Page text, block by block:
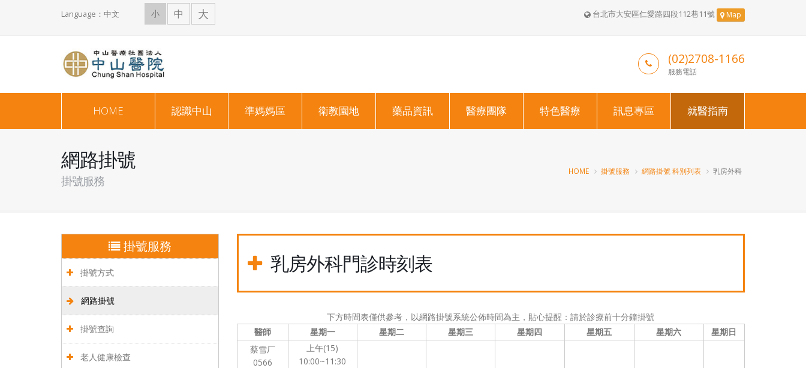
Language：中文 小 中 大 台北市大安區仁愛路四段112巷11號 Map
(02)2708-1166
服務電話
HOME 認識中山 準媽媽區 衛教園地 藥品資訊 醫療團隊 特色醫療 訊息專區 就醫指南
網路掛號
掛號服務
HOME 掛號服務 網路掛號 科別列表 乳房外科
掛號服務
掛號方式
網路掛號
掛號查詢
老人健康檢查
乳房外科門診時刻表
下方時間表僅供參考，以網路掛號系統公佈時間為主，貼心提醒：請於診療前十分鐘掛號
醫師
星期一 星期二 星期三 星期四 星期五 星期六
星期日
蔡雪厂
0566
上午(15)
10:00~11:30